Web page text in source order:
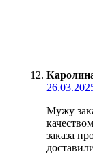
Мужу
заказа